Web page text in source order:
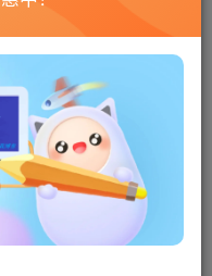
0 539 159
体和网络，仅供试玩体
正版→→→正版购买